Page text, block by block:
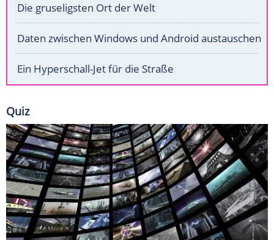
Die gruseligsten Ort der Welt
Daten zwischen Windows und Android austauschen
Ein Hyperschall-Jet für die Straße
Quiz